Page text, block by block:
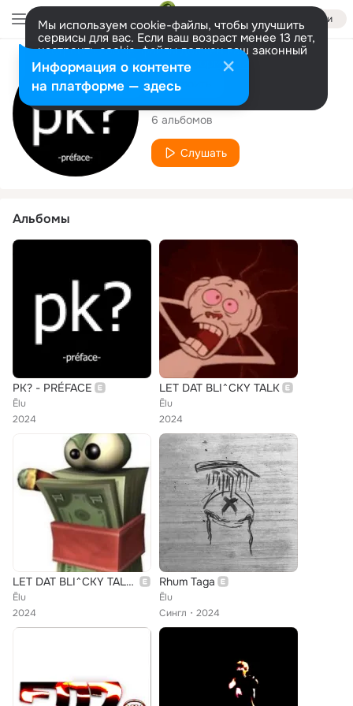
Войти
Мы используем cookie-файлы, чтобы улучшить
сервисы для вас. Если ваш возраст менее 13 лет,
настроить cookie-файлы должен ваш законный
представитель. Больше информации
Разрешить все Настроить
Исполнитель
Ēlu
6 альбомов
Слушать
Альбомы
PK? - PRÉFACE
Ēlu
2024
LET DAT BLI^CKY TALK
Ēlu
2024
LET DAT BLI^CKY TALK (CHOPPED)
Ēlu
2024
Rhum Taga
Ēlu
Сингл
2024
Информация о контенте
на платформе — здесь